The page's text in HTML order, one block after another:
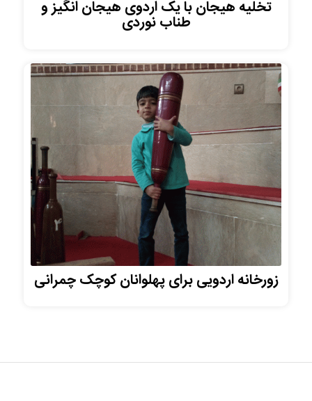
تخلیه هیجان با یک اردوی هیجان انگیز و
طناب نوردی
زورخانه اردویی برای پهلوانان کوچک چمرانی